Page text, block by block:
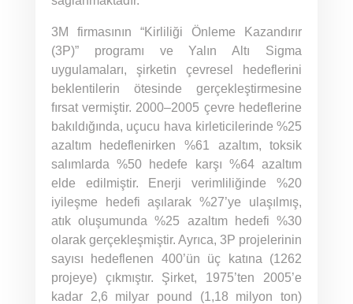
3M firmasının “Kirliliği Önleme Kazandırır
(3P)” programı ve Yalın Altı Sigma
uygulamaları, şirketin çevresel hedeflerini
beklentilerin ötesinde gerçekleştirmesine
fırsat vermiştir. 2000–2005 çevre hedeflerine
bakıldığında, uçucu hava kirleticilerinde %25
azaltım hedeflenirken %61 azaltım, toksik
salımlarda %50 hedefe karşı %64 azaltım
elde edilmiştir. Enerji verimliliğinde %20
iyileşme hedefi aşılarak %27’ye ulaşılmış,
atık oluşumunda %25 azaltım hedefi %30
olarak gerçekleşmiştir. Ayrıca, 3P projelerinin
sayısı hedeflenen 400’ün üç katına (1262
projeye) çıkmıştır. Şirket, 1975’ten 2005’e
kadar 2,6 milyar pound (1,18 milyon ton)